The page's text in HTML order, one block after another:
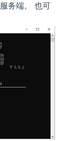
务端。 也可